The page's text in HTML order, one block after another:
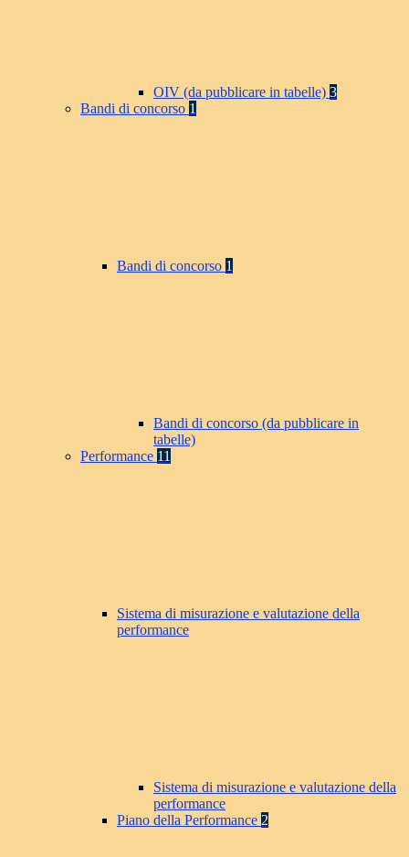
OIV (da pubblicare in tabelle) 3
Bandi di concorso 1
Bandi di concorso 1
Bandi di concorso (da pubblicare in
tabelle)
Performance 11
Sistema di misurazione e valutazione della
performance
Sistema di misurazione e valutazione della
performance
Piano della Performance 2